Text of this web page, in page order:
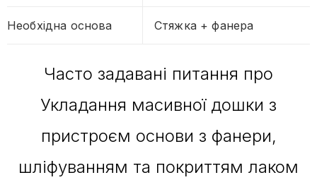
Необхідна основа Стяжка + фанера
Часто задавані питання про
Укладання масивної дошки з
пристроєм основи з фанери,
шліфуванням та покриттям лаком